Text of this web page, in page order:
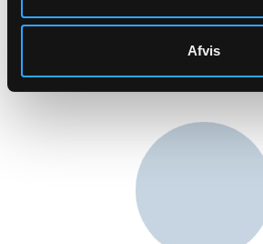
Afvis
ANDRE
MEDARBEJDERE